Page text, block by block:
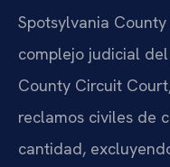
Spotsylvania
complejo judicial
County Circuit
reclamos civiles de
cantidad,